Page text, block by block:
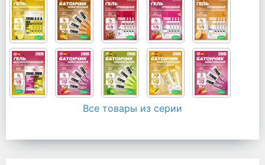
Все товары из серии